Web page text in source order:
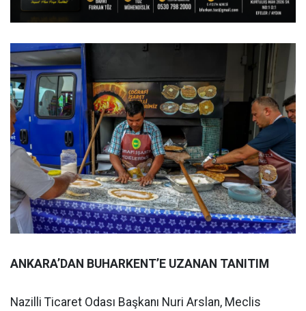
ANKARA’DAN BUHARKENT’E UZANAN TANITIM
Nazilli Ticaret Odası Başkanı Nuri Arslan, Meclis